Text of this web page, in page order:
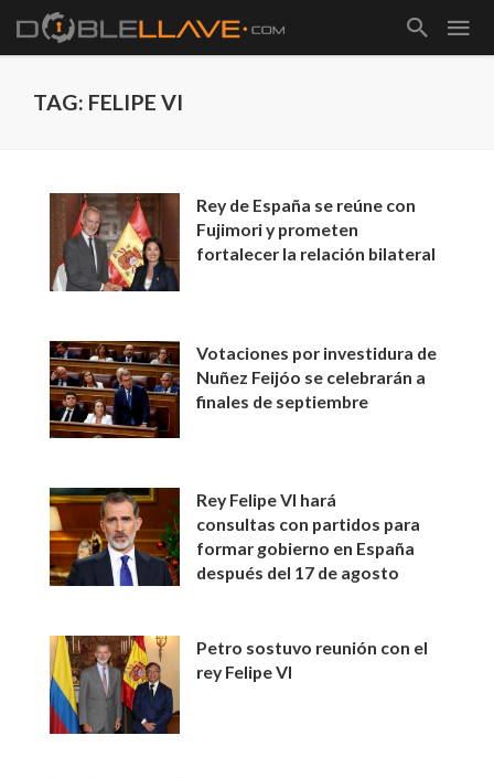
TAG: FELIPE VI
Rey de España se reúne con
Fujimori y prometen
fortalecer la relación bilateral
Votaciones por investidura de
Nuñez Feijóo se celebrarán a
finales de septiembre
Rey Felipe VI hará
consultas con partidos para
formar gobierno en España
después del 17 de agosto
Petro sostuvo reunión con el
rey Felipe VI